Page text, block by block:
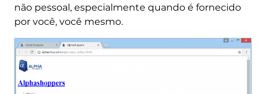
não pessoal, especialmente quando é fornecido
por você, você mesmo.